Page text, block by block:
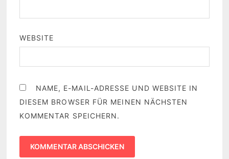
WEBSITE
NAME, E-MAIL-ADRESSE UND WEBSITE IN
DIESEM BROWSER FÜR MEINEN NÄCHSTEN
KOMMENTAR SPEICHERN.